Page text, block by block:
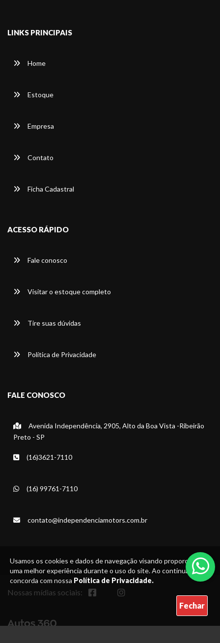
Usamos os cookies e dados de navegação visando proporcionar
uma melhor experiência durante o uso do site. Ao continuar, você
concorda com nossa Política de Privacidade.
Fechar
LINKS PRINCIPAIS
Home
Estoque
Empresa
Contato
Ficha Cadastral
ACESSO RÁPIDO
Fale conosco
Visitar o estoque completo
Tire suas dúvidas
Política de Privacidade
FALE CONOSCO
Avenida Independência, 2905, Alto da Boa Vista -Ribeirão
Preto - SP
(16)3621-7110
(16) 99761-7110
contato@independenciamotors.com.br
Nossas mídias sociais: